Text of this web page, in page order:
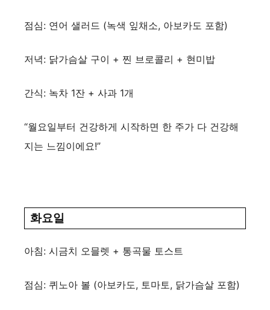
점심: 연어 샐러드 (녹색 잎채소, 아보카도 포함)
저녁: 닭가슴살 구이 + 찐 브로콜리 + 현미밥
간식: 녹차 1잔 + 사과 1개
“월요일부터 건강하게 시작하면 한 주가 다 건강해
지는 느낌이에요!”
화요일
아침: 시금치 오믈렛 + 통곡물 토스트
점심: 퀴노아 볼 (아보카도, 토마토, 닭가슴살 포함)